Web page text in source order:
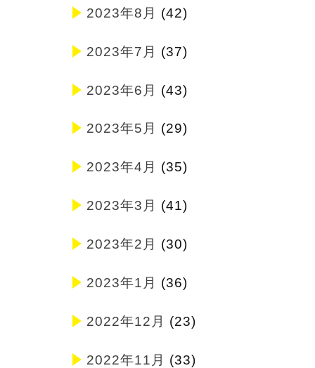
2023年8月 (42)
2023年7月 (37)
2023年6月 (43)
2023年5月 (29)
2023年4月 (35)
2023年3月 (41)
2023年2月 (30)
2023年1月 (36)
2022年12月 (23)
2022年11月 (33)